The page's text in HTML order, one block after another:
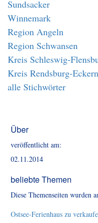
Sundsacker
Winnemark
Region Angeln
Region Schwansen
Kreis Schleswig-
Kreis Rendsburg-
alle Stichwörter
Über
veröffentlicht am:
02.11.2014
beliebte Themen
Diese Themenseiten wurden
Ostsee-Ferienhaus zu